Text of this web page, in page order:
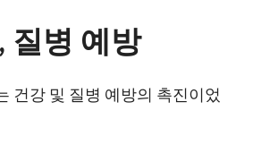
질병 예방
건강 및 질병 예방의 촉진이었